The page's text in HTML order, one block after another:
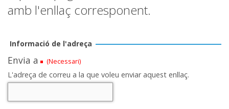
amb l'enllaç corresponent.
Informació de l'adreça
Envia a (Necessari)
L'adreça de correu a la que voleu enviar aquest enllaç.